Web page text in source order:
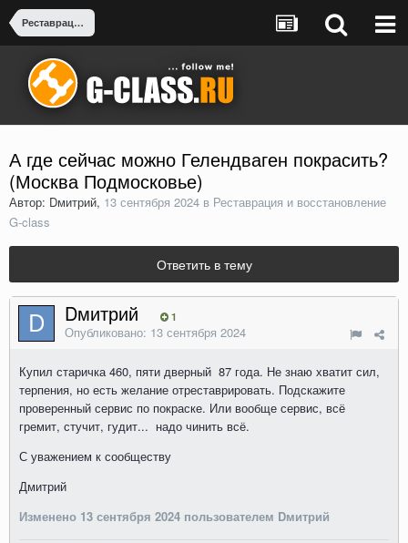
Реставрация и восстановление G-class
А где сейчас можно Гелендваген покрасить?
(Москва Подмосковье)
Автор: Dмитрий, 13 сентября 2024 в Реставрация и восстановление
G-class
Ответить в тему
Dмитрий 1
Опубликовано: 13 сентября 2024
Купил старичка 460, пяти дверный 87 года. Не знаю хватит сил,
терпения, но есть желание отреставрировать. Подскажите
проверенный сервис по покраске. Или вообще сервис, всё
гремит, стучит, гудит... надо чинить всё.
С уважением к сообществу
Дмитрий
Изменено 13 сентября 2024 пользователем Dмитрий